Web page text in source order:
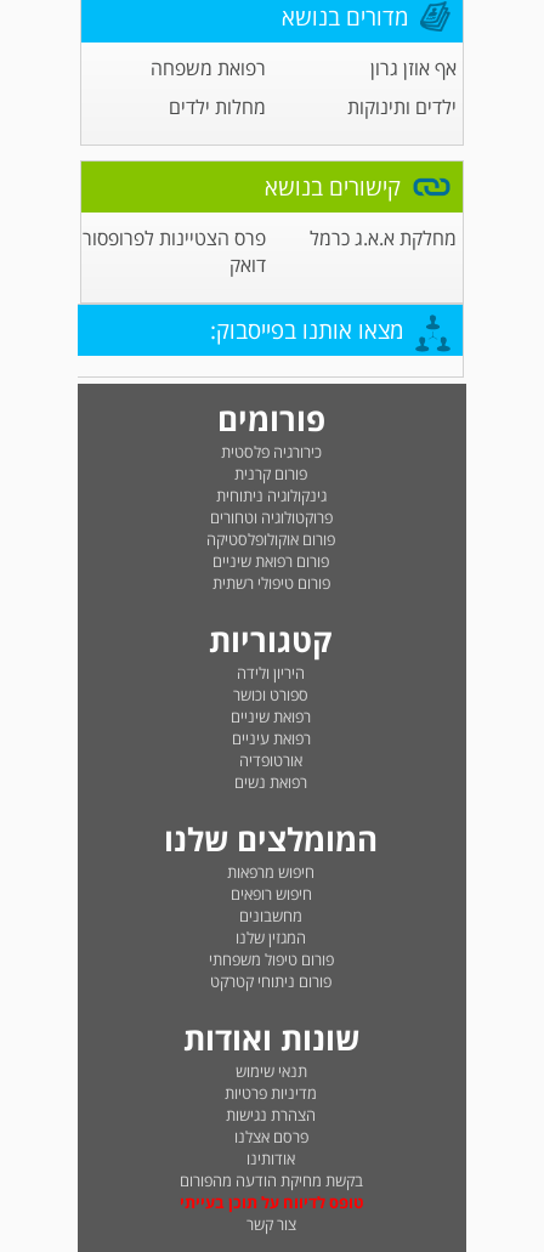
מדורים בנושא
אף אוזן גרון
רפואת משפחה
ילדים ותינוקות
מחלות ילדים
קישורים בנושא
מחלקת א.א.ג כרמל
פרס הצטיינות לפרופסור
דואק
מצאו אותנו בפייסבוק:
פורומים
כירורגיה פלסטית
פורום קרנית
גינקולוגיה ניתוחית
פרוקטולוגיה וטחורים
פורום אוקולופלסטיקה
פורום רפואת שיניים
פורום טיפולי רשתית
קטגוריות
היריון ולידה
ספורט וכושר
רפואת שיניים
רפואת עיניים
אורטופדיה
רפואת נשים
המומלצים שלנו
חיפוש מרפאות
חיפוש רופאים
מחשבונים
המגזין שלנו
פורום טיפול משפחתי
פורום ניתוחי קטרקט
שונות ואודות
תנאי שימוש
מדיניות פרטיות
הצהרת נגישות
פרסם אצלנו
אודותינו
בקשת מחיקת הודעה מהפורום
טופס לדיווח על תוכן בעייתי
צור קשר